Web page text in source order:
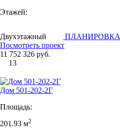
Этажей:
Двухэтажный
ПЛАНИРОВКА
Посмотреть проект
11 752 326 руб.
13
Дом 501-202-2Г
Площадь:
201.93 м2